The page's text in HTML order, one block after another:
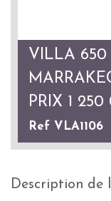
VILLA 650
PRIX 1 250
Ref VLA1106
description de